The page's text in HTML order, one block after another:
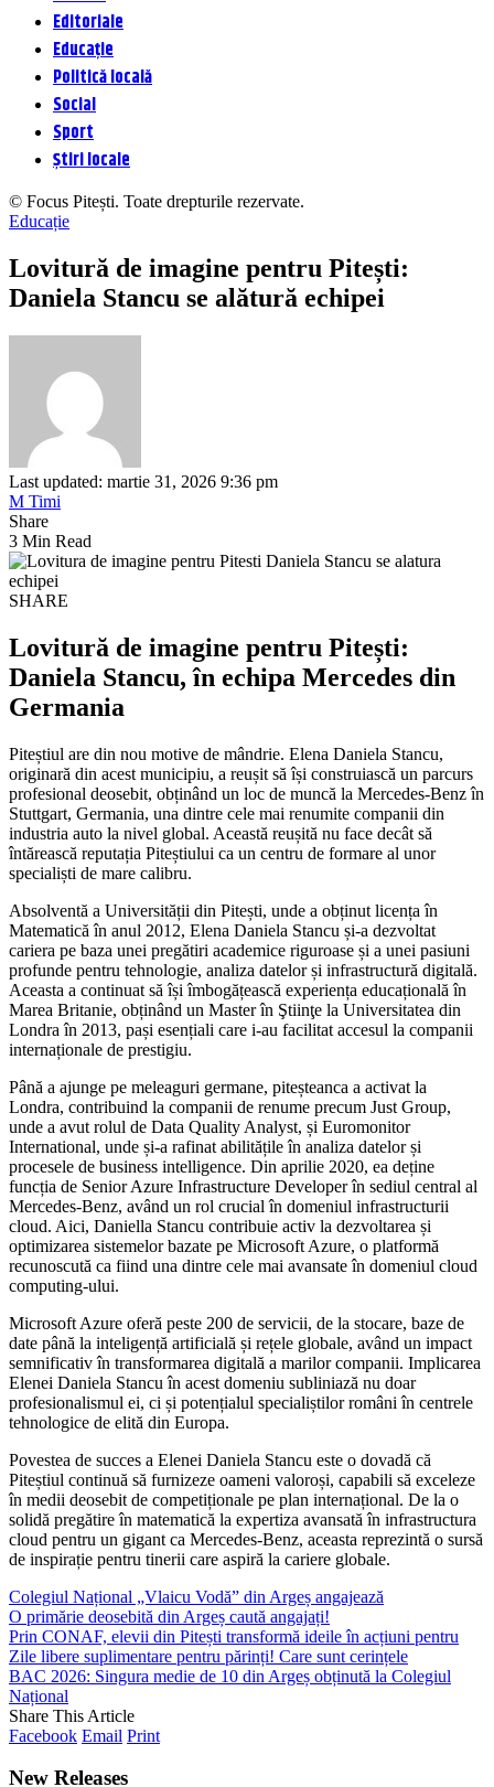
Editoriale
Educație
Politică locală
Social
Sport
Știri locale
© Focus Pitești. Toate drepturile rezervate.
Educație
Lovitură de imagine pentru Pitești:
Daniela Stancu se alătură echipei
Last updated: martie 31, 2026 9:36 pm
M Timi
Share
3 Min Read
SHARE
Lovitură de imagine pentru Pitești:
Daniela Stancu, în echipa Mercedes din
Germania
Piteștiul are din nou motive de mândrie. Elena Daniela Stancu,
originară din acest municipiu, a reușit să își construiască un parcurs
profesional deosebit, obținând un loc de muncă la Mercedes-Benz în
Stuttgart, Germania, una dintre cele mai renumite companii din
industria auto la nivel global. Această reușită nu face decât să
întărească reputația Piteștiului ca un centru de formare al unor
specialiști de mare calibru.
Absolventă a Universității din Pitești, unde a obținut licența în
Matematică în anul 2012, Elena Daniela Stancu și-a dezvoltat
cariera pe baza unei pregătiri academice riguroase și a unei pasiuni
profunde pentru tehnologie, analiza datelor și infrastructură digitală.
Aceasta a continuat să își îmbogățească experiența educațională în
Marea Britanie, obținând un Master în Ştiinţe la Universitatea din
Londra în 2013, pași esențiali care i-au facilitat accesul la companii
internaționale de prestigiu.
Până a ajunge pe meleaguri germane, piteșteanca a activat la
Londra, contribuind la companii de renume precum Just Group,
unde a avut rolul de Data Quality Analyst, și Euromonitor
International, unde și-a rafinat abilitățile în analiza datelor și
procesele de business intelligence. Din aprilie 2020, ea deține
funcția de Senior Azure Infrastructure Developer în sediul central al
Mercedes-Benz, având un rol crucial în domeniul infrastructurii
cloud. Aici, Daniella Stancu contribuie activ la dezvoltarea și
optimizarea sistemelor bazate pe Microsoft Azure, o platformă
recunoscută ca fiind una dintre cele mai avansate în domeniul cloud
computing-ului.
Microsoft Azure oferă peste 200 de servicii, de la stocare, baze de
date până la inteligență artificială și rețele globale, având un impact
semnificativ în transformarea digitală a marilor companii. Implicarea
Elenei Daniela Stancu în acest domeniu subliniază nu doar
profesionalismul ei, ci și potențialul specialiștilor români în centrele
tehnologice de elită din Europa.
Povestea de succes a Elenei Daniela Stancu este o dovadă că
Piteștiul continuă să furnizeze oameni valoroși, capabili să exceleze
în medii deosebit de competiționale pe plan internațional. De la o
solidă pregătire în matematică la expertiza avansată în infrastructura
cloud pentru un gigant ca Mercedes-Benz, aceasta reprezintă o sursă
de inspirație pentru tinerii care aspiră la cariere globale.
Colegiul Național „Vlaicu Vodă” din Argeș angajează
O primărie deosebită din Argeș caută angajați!
Prin CONAF, elevii din Pitești transformă ideile în acțiuni pentru
Zile libere suplimentare pentru părinți! Care sunt cerințele
BAC 2026: Singura medie de 10 din Argeș obținută la Colegiul
Național
Share This Article
Facebook Email Print
New Releases